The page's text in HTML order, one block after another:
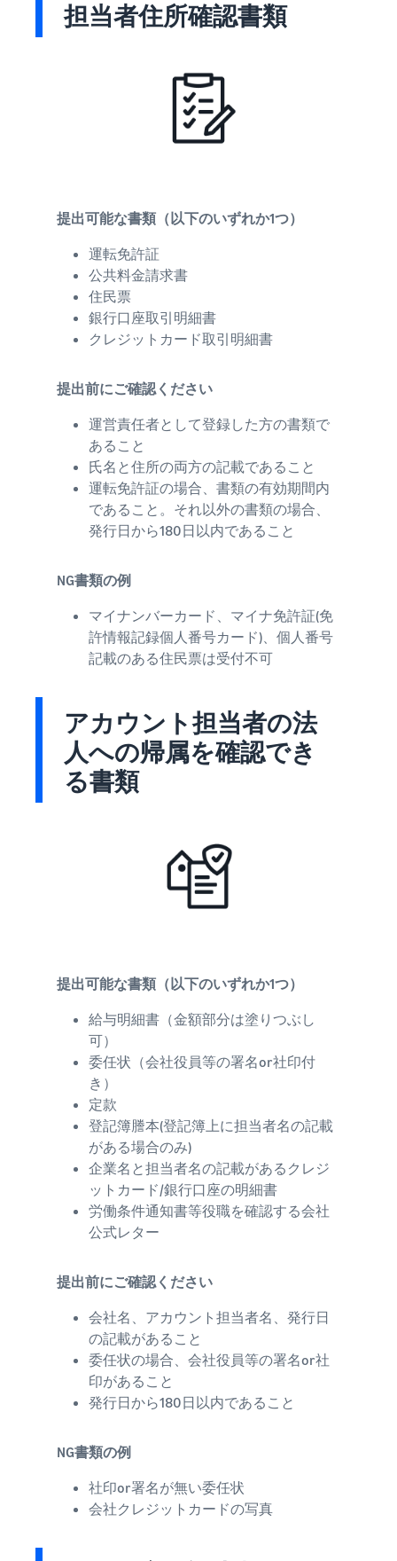
担当者住所確認書類
提出可能な書類（以下のいずれか1つ）
運転免許証
公共料金請求書
住民票
銀行口座取引明細書
クレジットカード取引明細書
提出前にご確認ください
運営責任者として登録した方の書類で
あること
氏名と住所の両方の記載であること
運転免許証の場合、書類の有効期間内
であること。それ以外の書類の場合、
発行日から180日以内であること
NG書類の例
マイナンバーカード、マイナ免許証(免
許情報記録個人番号カード)、個人番号
記載のある住民票は受付不可
アカウント担当者の法
人への帰属を確認でき
る書類
提出可能な書類（以下のいずれか1つ）
給与明細書（金額部分は塗りつぶし
可）
委任状（会社役員等の署名or社印付
き）
定款
登記簿謄本(登記簿上に担当者名の記載
がある場合のみ)​
企業名と担当者名の記載があるクレジ
ットカード/銀行口座の明細書​
労働条件通知書等役職を確認する会社
公式レター
提出前にご確認ください
会社名、アカウント担当者名、発行日
の記載があること
委任状の場合、会社役員等の署名or社
印があること
発行日から180日以内であること
NG書類の例
社印or署名が無い委任状
会社クレジットカードの写真